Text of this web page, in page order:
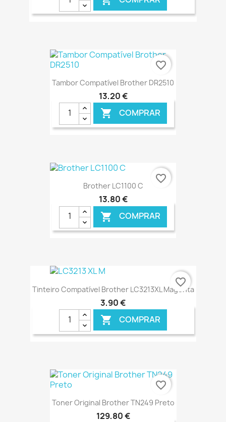
Tambor Compatível Brother DR2510
13,20 €
 COMPRAR
favorite_border
Brother LC1100 C
13,80 €
 COMPRAR
favorite_border
Tinteiro Compatível Brother LC3213XL Magenta
3,90 €
 COMPRAR
€ ONLINE
favorite_border
Toner Original Brother TN249 Preto
129,80 €
favorite_border